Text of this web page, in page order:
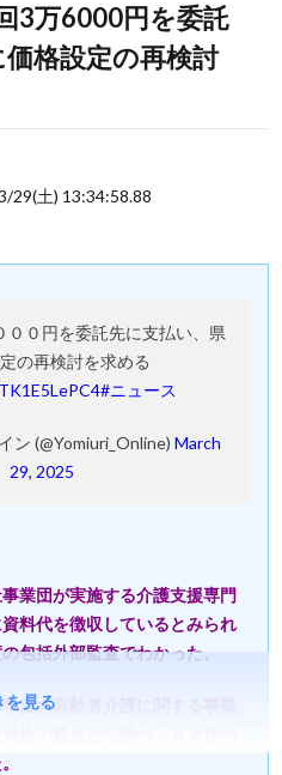
3万6000円を委託
格設定の再検討
29(土) 13:34:58.88
００円を委託先に支払い、県
の再検討を求める
#ニュース
ン (@Yomiuri_Online) March
29, 2025
業団が実施する介護支援専門
料代を徴収しているとみられ
包括外部監査でわかった。
度の高齢者介護に関する事業
を見る